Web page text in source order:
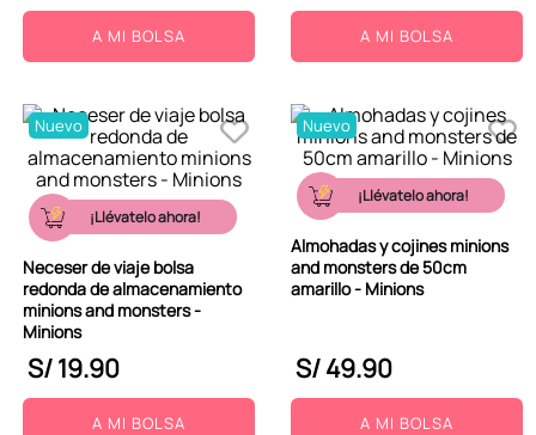
A MI BOLSA A MI BOLSA
Nuevo
¡Llévatelo ahora!
Neceser de viaje bolsa
redonda de almacenamiento
minions and monsters -
Minions
S/19.90
A MI BOLSA
Nuevo
¡Llévatelo ahora!
Almohadas y cojines minions
and monsters de 50cm
amarillo - Minions
S/49.90
A MI BOLSA